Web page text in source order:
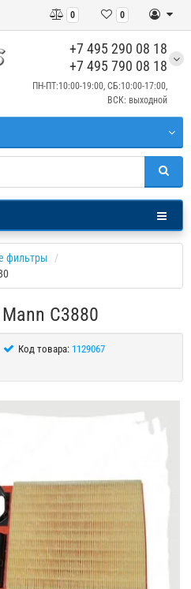
0
0
+7 495 290 08 18
+7 495 790 08 18
ПН-ПТ:10:00-19:00, СБ:10:00-17:00,
ВСК: выходной
фильтры
C3880
Код товара: 1129067